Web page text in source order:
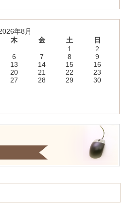
年8月
木 金 土
日
1
2
6 7 8
9
13 14 15
16
20 21 22
23
27 28 29
30